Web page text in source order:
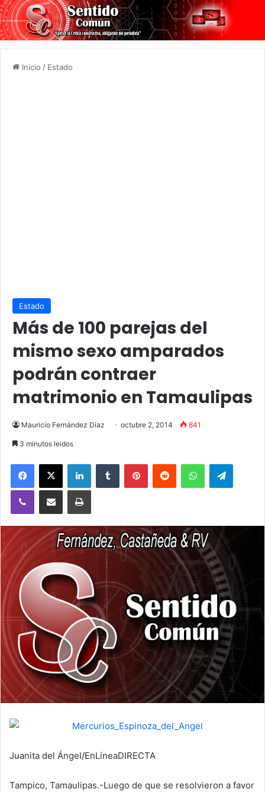
Inicio / Estado
Estado
Más de 100 parejas del
mismo sexo amparados
podrán contraer
matrimonio en Tamaulipas
Mauricio Fernández Diaz octubre 2, 2014 841
3 minutos leidos
Juanita del Ángel/EnLíneaDIRECTA
Tampico, Tamaulipas.-Luego de que se resolvieron a favor